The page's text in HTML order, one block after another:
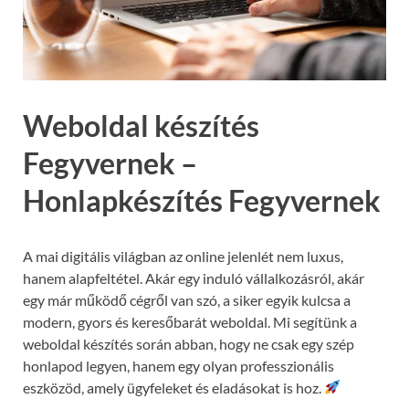
Weboldal készítés
Fegyvernek –
Honlapkészítés Fegyvernek
A mai digitális világban az online jelenlét nem luxus,
hanem alapfeltétel. Akár egy induló vállalkozásról, akár
egy már működő cégről van szó, a siker egyik kulcsa a
modern, gyors és keresőbarát weboldal. Mi segítünk a
weboldal készítés során abban, hogy ne csak egy szép
honlapod legyen, hanem egy olyan professzionális
eszközöd, amely ügyfeleket és eladásokat is hoz.